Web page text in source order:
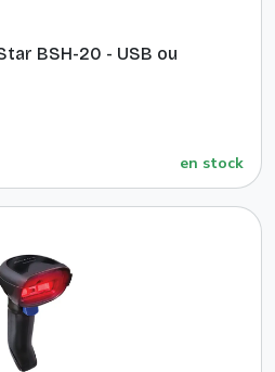
BSH-20 - USB ou
en stock